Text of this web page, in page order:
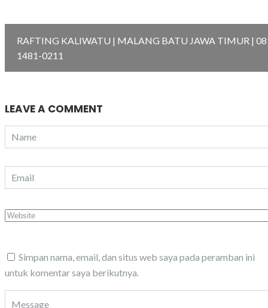
RAFTING KALIWATU | MALANG BATU JAWA TIMUR |
1481-0211
LEAVE A COMMENT
Simpan nama, email, dan situs web saya pada peramban ini
untuk komentar saya berikutnya.